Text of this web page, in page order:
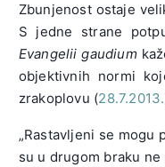
Zbunjenost ostaje
S jedne strane
Evangelii gaudium
objektivnih normi
zrakoplovu (28.7.2013.
„Rastavljeni se mogu
su u drugom braku ne